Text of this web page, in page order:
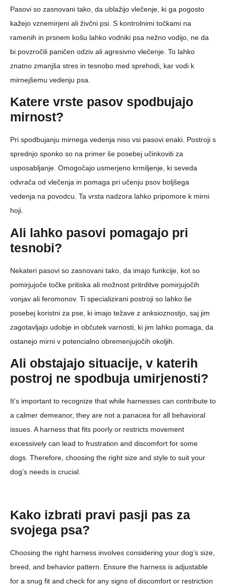
Pasovi so zasnovani tako, da ublažijo vlečenje, ki ga pogosto
kažejo vznemirjeni ali živčni psi. S kontrolnimi točkami na
ramenih in prsnem košu lahko vodniki psa nežno vodijo, ne da
bi povzročili paničen odziv ali agresivno vlečenje. To lahko
znatno zmanjša stres in tesnobo med sprehodi, kar vodi k
mirnejšemu vedenju psa.
Katere vrste pasov spodbujajo
mirnost?
Pri spodbujanju mirnega vedenja niso vsi pasovi enaki. Postroji s
sprednjo sponko so na primer še posebej učinkoviti za
usposabljanje. Omogočajo usmerjeno krmiljenje, ki seveda
odvrača od vlečenja in pomaga pri učenju psov boljšega
vedenja na povodcu. Ta vrsta nadzora lahko pripomore k mirni
hoji.
Ali lahko pasovi pomagajo pri
tesnobi?
Nekateri pasovi so zasnovani tako, da imajo funkcije, kot so
pomirjujoče točke pritiska ali možnost pritrditve pomirjujočih
vonjav ali feromonov. Ti specializirani postroji so lahko še
posebej koristni za pse, ki imajo težave z anksioznostjo, saj jim
zagotavljajo udobje in občutek varnosti, ki jim lahko pomaga, da
ostanejo mirni v potencialno obremenjujočih okoljih.
Ali obstajajo situacije, v katerih
postroj ne spodbuja umirjenosti?
It’s important to recognize that while harnesses can contribute to
a calmer demeanor, they are not a panacea for all behavioral
issues. A harness that fits poorly or restricts movement
excessively can lead to frustration and discomfort for some
dogs. Therefore, choosing the right size and style to suit your
dog’s needs is crucial.
Kako izbrati pravi pasji pas za
svojega psa?
Choosing the right harness involves considering your dog’s size,
breed, and behavior pattern. Ensure the harness is adjustable
for a snug fit and check for any signs of discomfort or restriction